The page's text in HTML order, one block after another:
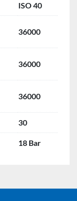
ISO 40
36000
36000
36000
30
18 Bar